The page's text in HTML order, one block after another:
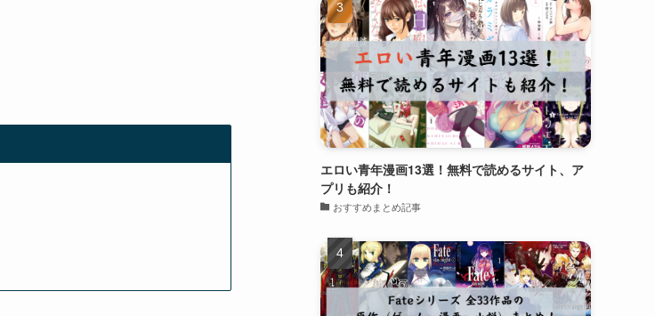
エロい青年漫画13選！無料で読めるサイト、ア
プリも紹介！
おすすめまとめ記事